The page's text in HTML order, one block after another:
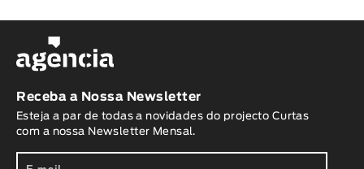
Receba a Nossa Newsletter
Esteja a par de todas a novidades do projecto Curtas
com a nossa Newsletter Mensal.